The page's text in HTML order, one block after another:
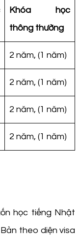
Khóa học
thông thường
2 năm, (1 năm)
2 năm, (1 năm)
2 năm, (1 năm)
2 năm, (1 năm)
học tiếng Nhật
theo diện visa